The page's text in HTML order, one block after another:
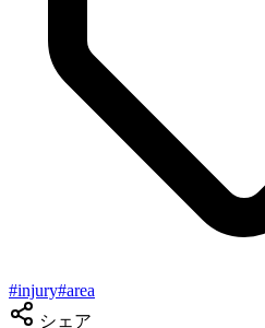
#injury#area
シェア